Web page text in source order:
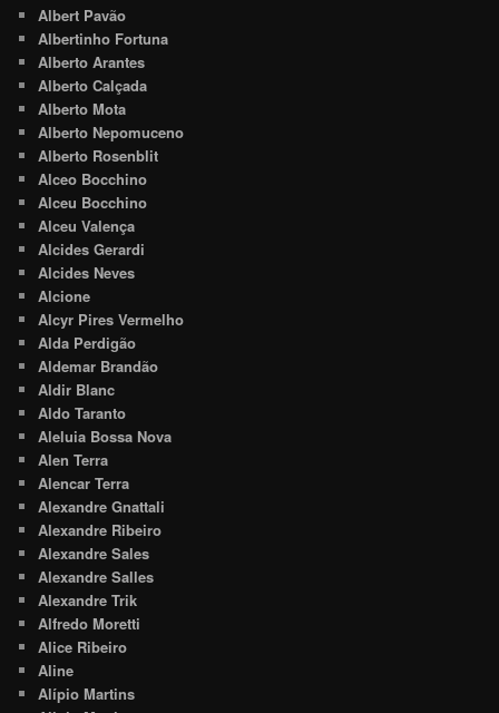
Albert Pavão
Albertinho Fortuna
Alberto Arantes
Alberto Calçada
Alberto Mota
Alberto Nepomuceno
Alberto Rosenblit
Alceo Bocchino
Alceu Bocchino
Alceu Valença
Alcides Gerardi
Alcides Neves
Alcione
Alcyr Pires Vermelho
Alda Perdigão
Aldemar Brandão
Aldir Blanc
Aldo Taranto
Aleluia Bossa Nova
Alen Terra
Alencar Terra
Alexandre Gnattali
Alexandre Ribeiro
Alexandre Sales
Alexandre Salles
Alexandre Trik
Alfredo Moretti
Alice Ribeiro
Aline
Alípio Martins